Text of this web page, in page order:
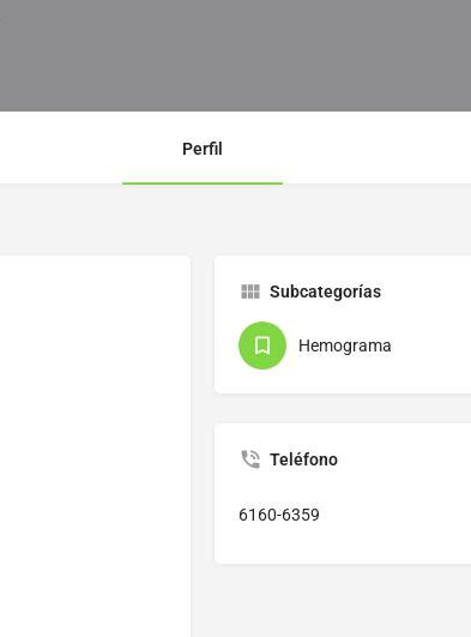
Perfil
Subcategorías
Hemograma
Teléfono
6160-6359